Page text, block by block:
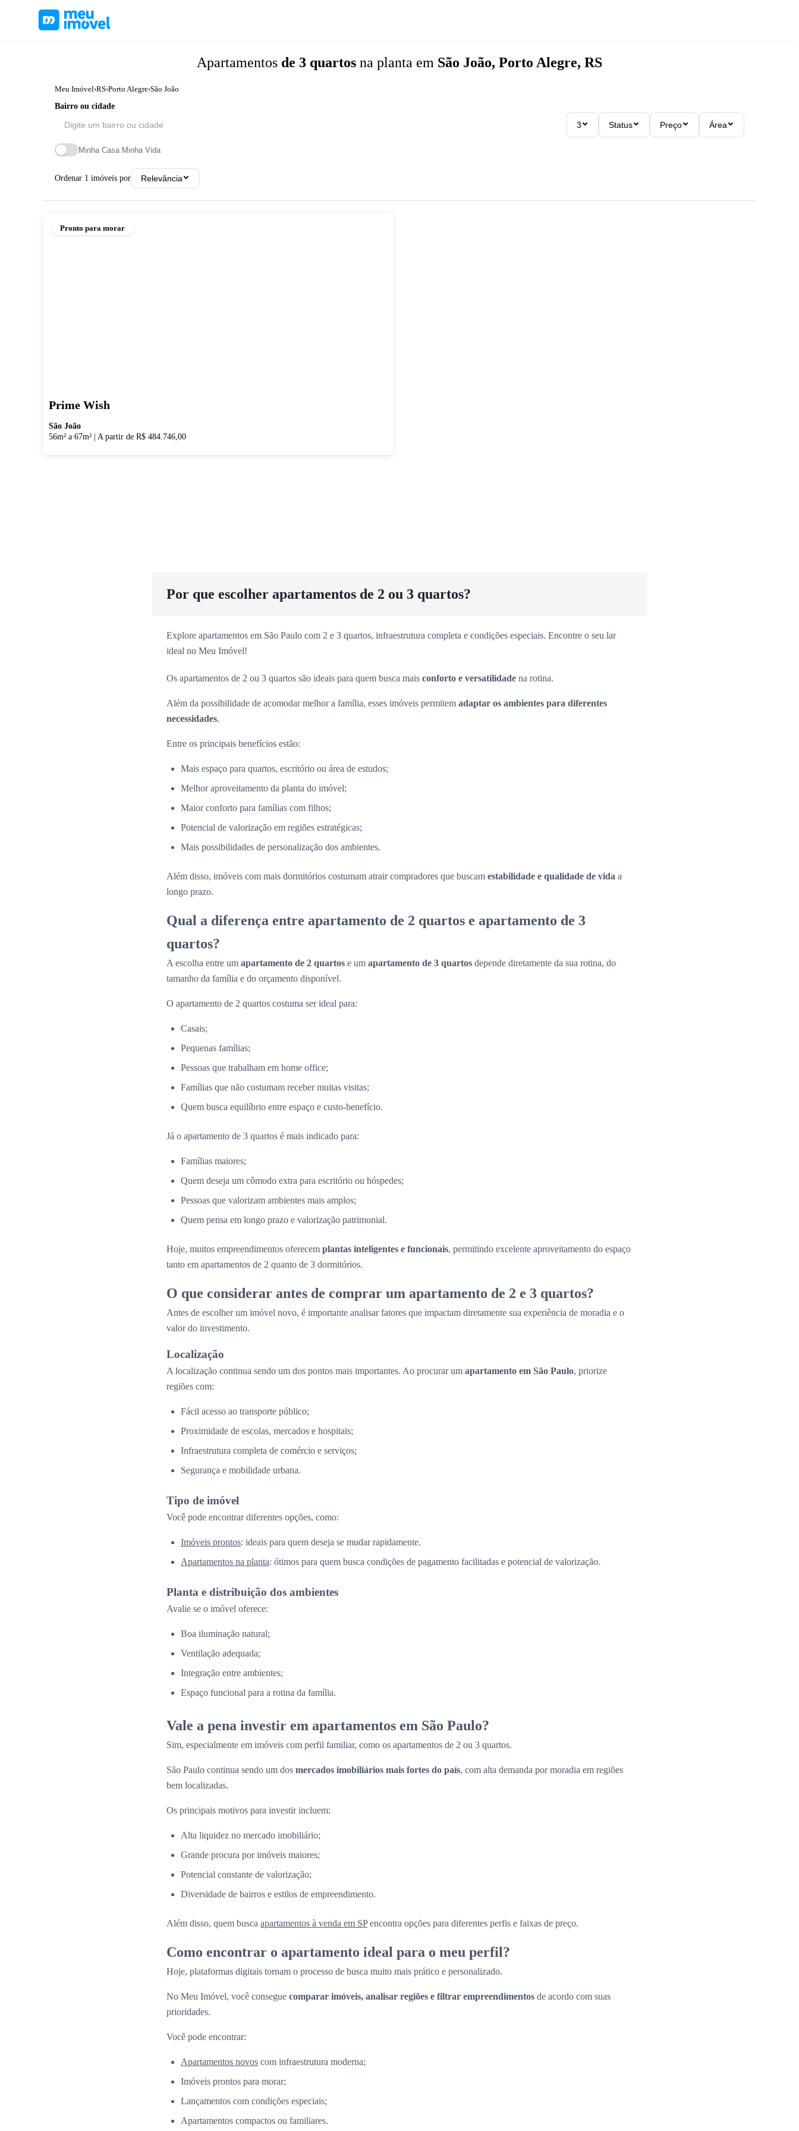
Apartamentos de 3 quartos na planta em São João, Porto Alegre, RS
Meu Imóvel›RS›Porto Alegre›São João
Bairro ou cidade
3 Status Preço Área
Minha Casa Minha Vida
Ordenar 1 imóveis por Relevância
Pronto para morar
Prime Wish
São João
56m² a 67m²
A partir de R$ 484.746,00
Por que escolher apartamentos de 2 ou 3 quartos?
Explore apartamentos em São Paulo com 2 e 3 quartos, infraestrutura completa e condições especiais. Encontre o seu lar
ideal no Meu Imóvel!
Os apartamentos de 2 ou 3 quartos são ideais para quem busca mais conforto e versatilidade na rotina.
Além da possibilidade de acomodar melhor a família, esses imóveis permitem adaptar os ambientes para diferentes
necessidades.
Entre os principais benefícios estão:
Mais espaço para quartos, escritório ou área de estudos;
Melhor aproveitamento da planta do imóvel;
Maior conforto para famílias com filhos;
Potencial de valorização em regiões estratégicas;
Mais possibilidades de personalização dos ambientes.
Além disso, imóveis com mais dormitórios costumam atrair compradores que buscam estabilidade e qualidade de vida a
longo prazo.
Qual a diferença entre apartamento de 2 quartos e apartamento de 3
quartos?
A escolha entre um apartamento de 2 quartos e um apartamento de 3 quartos depende diretamente da sua rotina, do
tamanho da família e do orçamento disponível.
O apartamento de 2 quartos costuma ser ideal para:
Casais;
Pequenas famílias;
Pessoas que trabalham em home office;
Famílias que não costumam receber muitas visitas;
Quem busca equilíbrio entre espaço e custo-benefício.
Já o apartamento de 3 quartos é mais indicado para:
Famílias maiores;
Quem deseja um cômodo extra para escritório ou hóspedes;
Pessoas que valorizam ambientes mais amplos;
Quem pensa em longo prazo e valorização patrimonial.
Hoje, muitos empreendimentos oferecem plantas inteligentes e funcionais, permitindo excelente aproveitamento do espaço
tanto em apartamentos de 2 quanto de 3 dormitórios.
O que considerar antes de comprar um apartamento de 2 e 3 quartos?
Antes de escolher um imóvel novo, é importante analisar fatores que impactam diretamente sua experiência de moradia e o
valor do investimento.
Localização
A localização continua sendo um dos pontos mais importantes. Ao procurar um apartamento em São Paulo, priorize
regiões com:
Fácil acesso ao transporte público;
Proximidade de escolas, mercados e hospitais;
Infraestrutura completa de comércio e serviços;
Segurança e mobilidade urbana.
Tipo de imóvel
Você pode encontrar diferentes opções, como:
Imóveis prontos: ideais para quem deseja se mudar rapidamente.
Apartamentos na planta: ótimos para quem busca condições de pagamento facilitadas e potencial de valorização.
Planta e distribuição dos ambientes
Avalie se o imóvel oferece:
Boa iluminação natural;
Ventilação adequada;
Integração entre ambientes;
Espaço funcional para a rotina da família.
Vale a pena investir em apartamentos em São Paulo?
Sim, especialmente em imóveis com perfil familiar, como os apartamentos de 2 ou 3 quartos.
São Paulo continua sendo um dos mercados imobiliários mais fortes do país, com alta demanda por moradia em regiões
bem localizadas.
Os principais motivos para investir incluem:
Alta liquidez no mercado imobiliário;
Grande procura por imóveis maiores;
Potencial constante de valorização;
Diversidade de bairros e estilos de empreendimento.
Além disso, quem busca apartamentos à venda em SPencontra opções para diferentes perfis e faixas de preço.
Como encontrar o apartamento ideal para o meu perfil?
Hoje, plataformas digitais tornam o processo de busca muito mais prático e personalizado.
No Meu Imóvel, você consegue comparar imóveis, analisar regiões e filtrar empreendimentos de acordo com suas
prioridades.
Você pode encontrar:
Apartamentos novos com infraestrutura moderna;
Imóveis prontos para morar;
Lançamentos com condições especiais;
Apartamentos compactos ou familiares.